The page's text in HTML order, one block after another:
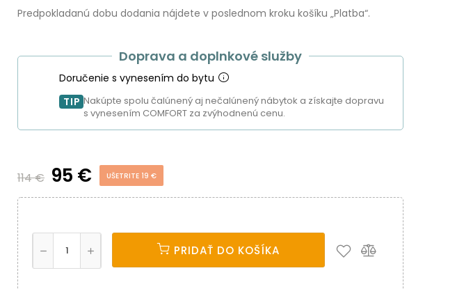
Predpokladanú dobu dodania nájdete v poslednom kroku košíku „Platba“.
Doprava a doplnkové služby
Doručenie s vynesením do bytu
TIP Nakúpte spolu čalúnený aj nečalúnený nábytok a získajte dopravu
s vynesením COMFORT za zvýhodnenú cenu.
114 € 95 € UŠETRITE 19 €
PRIDAŤ DO KOŠÍKA